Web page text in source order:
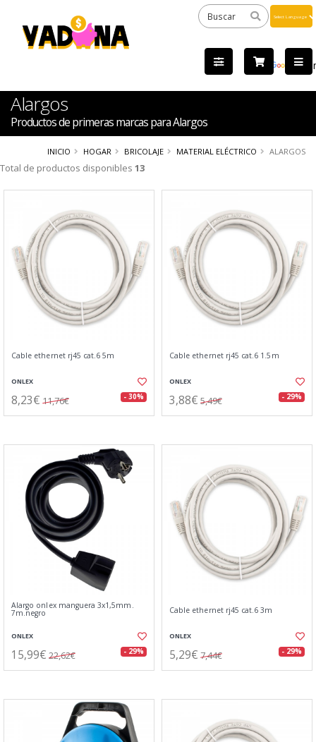
by
Alargos
Productos de primeras marcas para Alargos
INICIO HOGAR BRICOLAJE MATERIAL ELÉCTRICO ALARGOS
Total de productos disponibles 13
Cable ethernet rj45 cat.6 5m
ONLEX
8,23€ 11,76€ - 30%
Cable ethernet rj45 cat.6 1.5m
ONLEX
3,88€ 5,49€ - 29%
Alargo onlex manguera 3x1,5mm.
7m.negro
ONLEX
15,99€ 22,62€ - 29%
Cable ethernet rj45 cat.6 3m
ONLEX
5,29€ 7,44€ - 29%